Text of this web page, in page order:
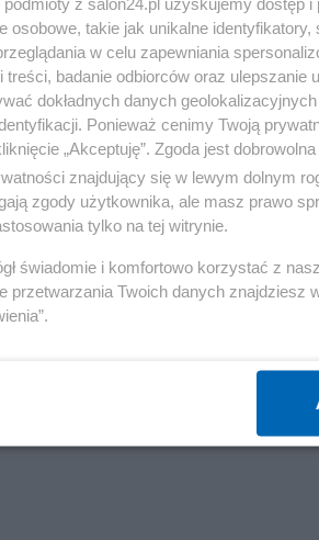
takie jak unikalne identyfikatory,
w celu zapewniania
badanie odbiorców oraz ulepszanie
dokładnych danych
Ponieważ cenimy Twoją
„Akceptuję”. Zgoda jest
znajdujący się w lewym dolnym
zgody użytkownika, ale masz prawo
tylko na tej witrynie.
świadomie i komfortowo korzystać z
przetwarzania Twoich danych znajdziesz